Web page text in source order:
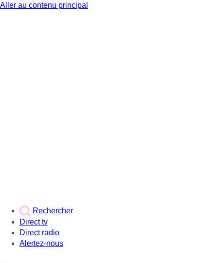
Aller au contenu principal
Rechercher
Direct tv
Direct radio
Alertez-nous